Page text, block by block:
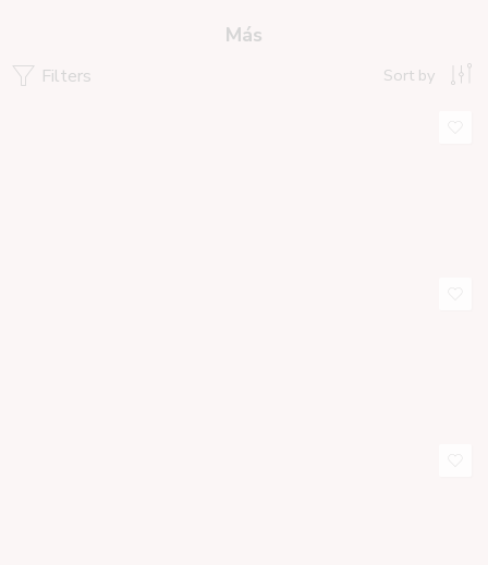
Más
Filters Sort by